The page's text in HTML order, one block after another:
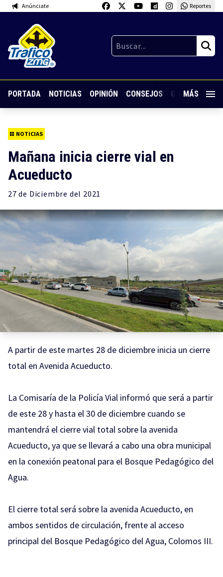
Anúnciate Reportes
PORTADA NOTICIAS OPINIÓN CONSEJOS GUARDIA
MÁS
NOTICIAS
Mañana inicia cierre vial en
Acueducto
27 de Diciembre del 2021
A partir de este martes 28 de diciembre inicia un cierre
total en Avenida Acueducto.
La Comisaría de la Policía Vial informó que será a partir
de este 28 y hasta el 30 de diciembre cuando se
mantendrá el cierre vial total sobre la avenida
Acueducto, ya que se llevará a cabo una obra municipal
en la conexión peatonal para el Bosque Pedagógico del
Agua.
El cierre total será sobre la avenida Acueducto, en
ambos sentidos de circulación, frente al acceso
principal del Bosque Pedagógico del Agua, Colomos III.